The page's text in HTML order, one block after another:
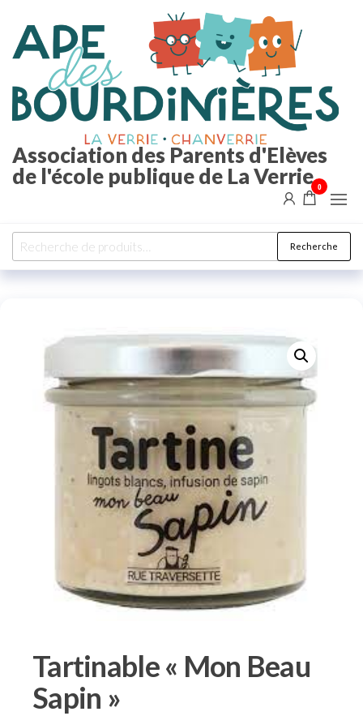
contenu
Association des Parents d'Elèves
de l'école publique de La Verrie 0
Recherche
pour :
Recherche
Tartinable « Mon Beau
Sapin »